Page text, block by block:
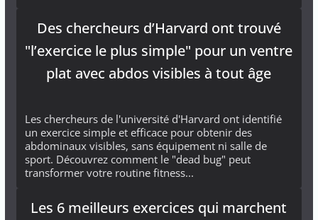
Des chercheurs d’Harvard ont trouvé
"l’exercice le plus simple" pour un ventre
plat avec abdos visibles à tout âge
Les chercheurs de l'université d'Harvard ont identifié
un exercice simple et efficace pour obtenir des
abdominaux visibles, sans équipement ni salle de
sport. Découvrez comment le "dead bug" peut
transformer votre routine fitness...
Les 6 meilleurs exercices qui marchent